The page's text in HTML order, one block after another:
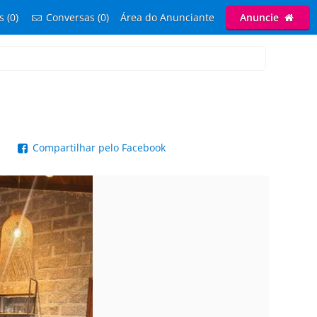
(0) Conversas (0) Área do Anunciante Anuncie
Compartilhar pelo Facebook